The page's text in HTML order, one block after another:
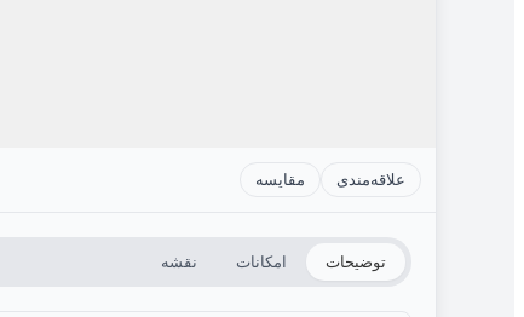
علاقه‌مندی مقایسه
توضیحات امکانات نقشه